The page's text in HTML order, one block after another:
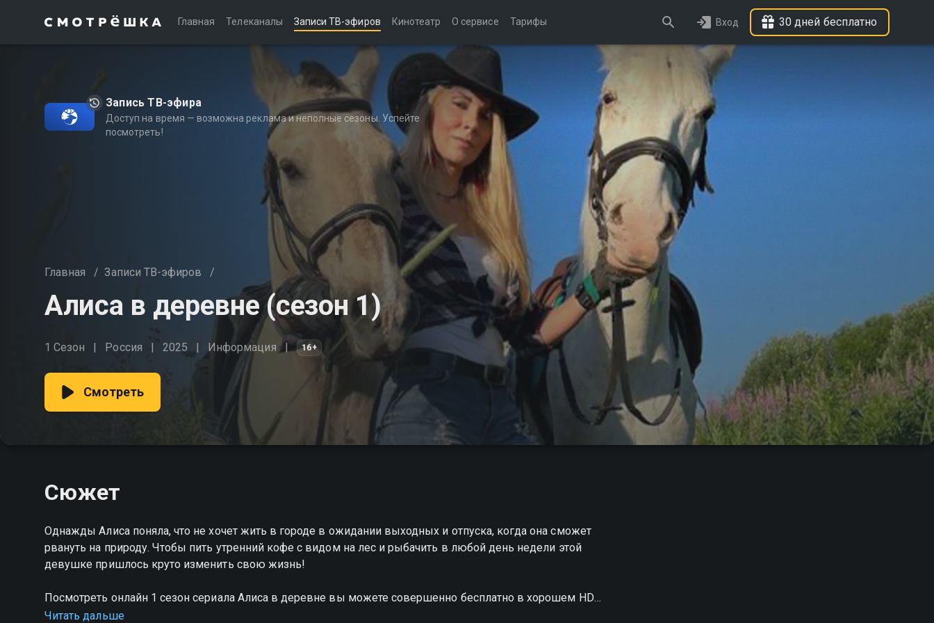
Главная Телеканалы Записи ТВ-эфиров Кинотеатр О сервисе Тарифы Вход 30 дней бесплатно
Запись ТВ-эфира
Доступ на время — возможна реклама и неполные сезоны. Успейте
посмотреть!
Главная / Записи ТВ-эфиров /
Алиса в деревне (сезон 1)
1 Сезон Россия 2025 Информация 16+
Смотреть
Сюжет
Однажды Алиса поняла, что не хочет жить в городе в ожидании выходных и отпуска, когда она сможет
рвануть на природу. Чтобы пить утренний кофе с видом на лес и рыбачить в любой день недели этой
девушке пришлось круто изменить свою жизнь!
Посмотреть онлайн 1 сезон сериала Алиса в деревне вы можете совершенно бесплатно в хорошем HD
качестве на Смотрёшке
Читать дальше